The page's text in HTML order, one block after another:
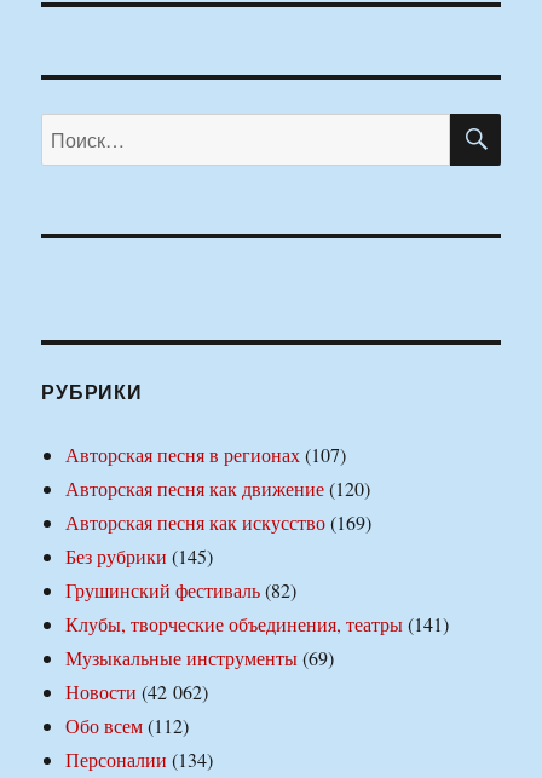
Искать:
РУБРИКИ
Авторская песня в регионах(107)
Авторская песня как движение(120)
Авторская песня как искусство(169)
Без рубрики (145)
Грушинский фестиваль(82)
Клубы, творческие объединения, театры(141)
Музыкальные инструменты(69)
Новости (42 062)
Обо всем(112)
Персоналии (134)